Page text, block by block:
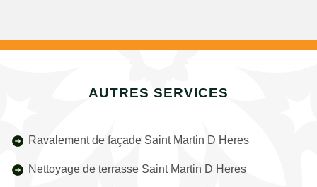
AUTRES SERVICES
Ravalement de façade Saint Martin D Heres
Nettoyage de terrasse Saint Martin D Heres